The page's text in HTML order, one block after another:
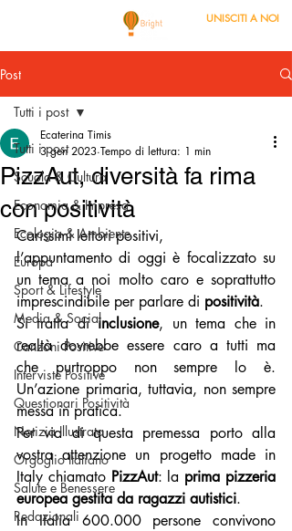
UNISCITI A NOI
Post
Tutti i post
Scuola & Cultura
Economia & Impresa
Ecologia & Ambiente
Europa
Sport & Lifestyle
Media & Social
Canzoni Positive
Interviste Positive
Questionari Positività
Notizia Illustrata
Orgoglio Italiano
Salute e Benessere
Redazionali
Tutti i post
PizzAut, diversità fa rima
con positività
Ecaterina Timis
3 gen 2023 Tempo di lettura: 1 min
Carissimi lettori positivi,
l’appuntamento di oggi è focalizzato su
un tema a noi molto caro e soprattutto
imprescindibile per parlare di positività.
Si tratta di inclusione, un tema che in
realtà dovrebbe essere caro a tutti ma
che purtroppo non sempre lo è.
Un’azione primaria, tuttavia, non sempre
messa in pratica.
Per via di questa premessa porto alla
vostra attenzione un progetto made in
Italy chiamato PizzAut: la prima pizzeria
europea gestita da ragazzi autistici.
In Italia 600.000 persone convivono